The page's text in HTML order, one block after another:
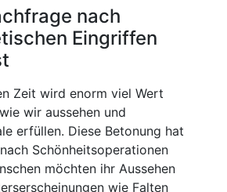
nach
Eingriffen
Zeit wird enorm viel Wert
wir aussehen und
erfüllen. Diese Betonung hat
Schönheitsoperationen
möchten ihr Aussehen
wie Falten